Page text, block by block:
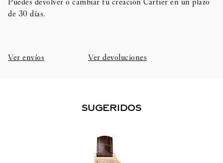
de 30 días.​
Ver envíos Ver devoluciones
SUGERIDOS